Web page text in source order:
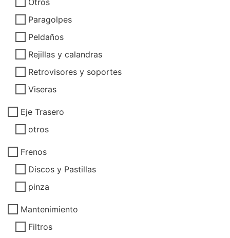
Paragolpes
Peldaños
Rejillas y calandras
Retrovisores y soportes
Viseras
Eje Trasero
otros
Frenos
Discos y Pastillas
pinza
Mantenimiento
Filtros